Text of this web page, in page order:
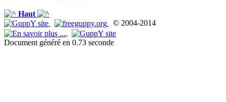
Haut
© 2004-2014
Document généré en 0.73 seconde